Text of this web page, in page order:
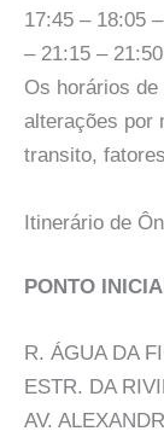
17:45 – 18:05
– 21:15 –
Os horários
alterações por
transito,
Itinerário de
PONTO
R. ÁGUA DA
ESTR. DA
AV.